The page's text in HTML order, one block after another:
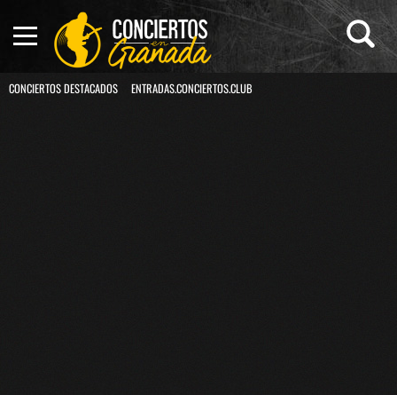
CONCIERTOS DESTACADOS ENTRADAS.CONCIERTOS.CLUB